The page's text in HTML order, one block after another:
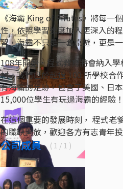
《海霸 King of Pirates》將每一
性，依照學習進度加入更深入的
習，海霸不只是一套桌遊，更是
108年開始，程式教育將會納入
材。我們已於超過 100 所學校合
有海霸的足跡，包含了美國、日
15,000位學生有玩過海霸的經驗！
在這個重要的發展時刻， 程式老
的職缺開放，歡迎各方有志青年
公司成員 ( 1 / 1 )